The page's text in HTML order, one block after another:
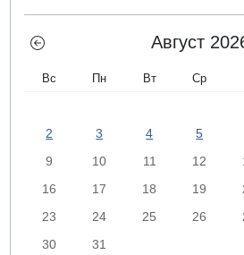
Август
Вс Пн Вт Ср
2
3 4 5
9
10 11 12
16
17 18 19
23
24 25 26
30
31